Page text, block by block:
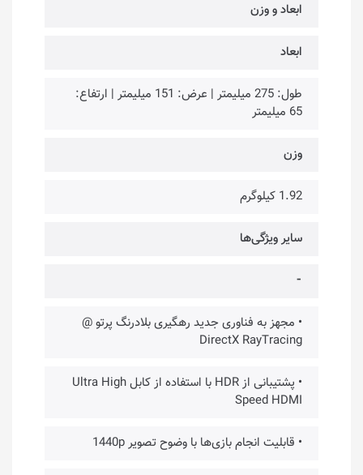
ابعاد و وزن
ابعاد
طول: 275 میلیمتر | عرض: 151 میلیمتر | ارتفاع:
65 میلیمتر
وزن
1.92 کیلوگرم
سایر ویژگی‌ها
⁃
• مجهز به فناوری جدید رهگیری بلادرنگ پرتو @
DirectX RayTracing
• پشتیبانی از HDR با استفاده از کابل Ultra High
Speed HDMI
• قابلیت انجام بازی‌ها با وضوح تصویر 1440p